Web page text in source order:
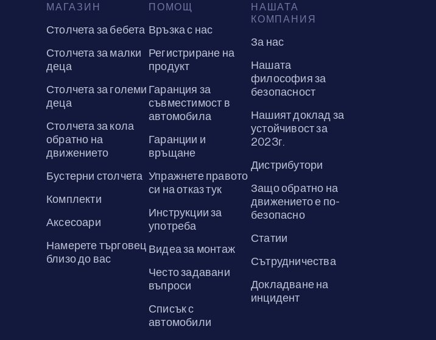
МАГАЗИН
Столчета за бебета
Столчета за малки
деца
Столчета за големи
деца
Столчета за кола
обратно на
движението
Бустерни столчета
Комплекти
Аксесоари
Намерете търговец
близо до вас
ПОМОЩ
Връзка с нас
Регистриране на
продукт
Гаранция за
съвместимост в
автомобила
Гаранции и
връщане
Упражнете правото
си на отказ тук
Инструкции за
употреба
Видеа за монтаж
Често задавани
въпроси
Списък с
автомобили
НАШАТА
КОМПАНИЯ
За нас
Нашата
философия за
безопасност
Нашият доклад за
устойчивост за
2023г.
Дистрибутори
Защо обратно на
движението е по-
безопасно
Статии
Сътрудничества
Докладване на
инцидент